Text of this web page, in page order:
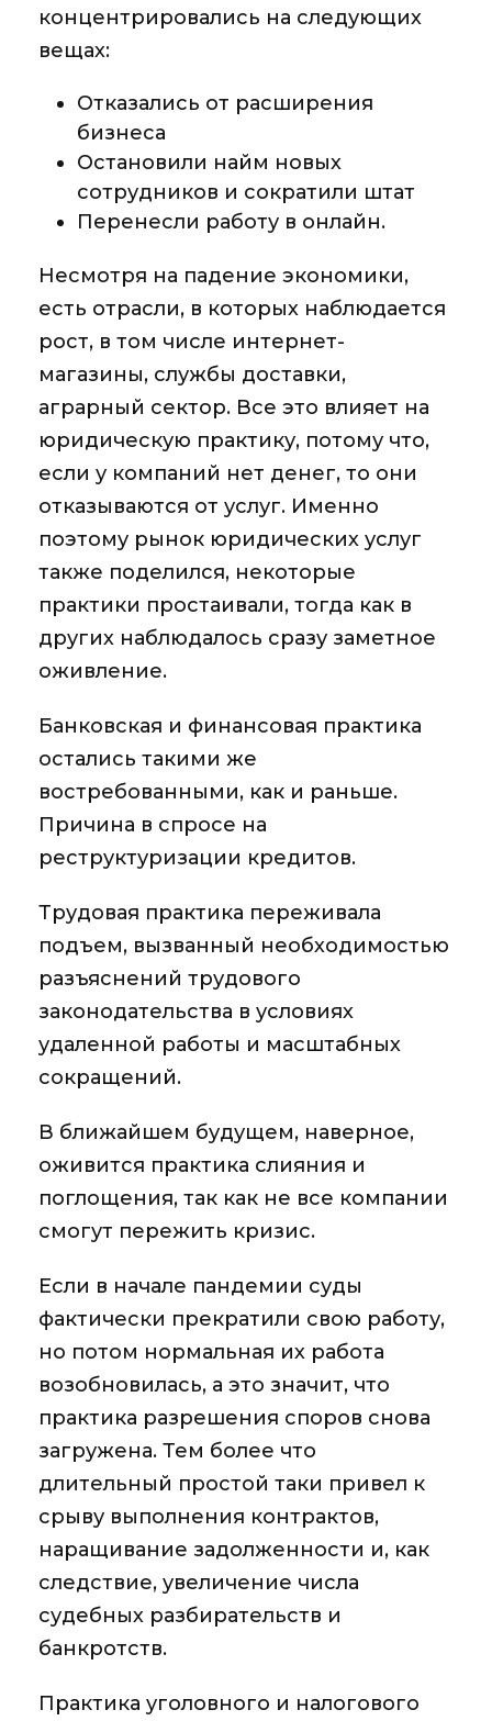
концентрировались на следующих
вещах:
Отказались от расширения
бизнеса
Остановили найм новых
сотрудников и сократили штат
Перенесли работу в онлайн.
Несмотря на падение экономики,
есть отрасли, в которых наблюдается
рост, в том числе интернет-
магазины, службы доставки,
аграрный сектор. Все это влияет на
юридическую практику, потому что,
если у компаний нет денег, то они
отказываются от услуг. Именно
поэтому рынок юридических услуг
также поделился, некоторые
практики простаивали, тогда как в
других наблюдалось сразу заметное
оживление.
Банковская и финансовая практика
остались такими же
востребованными, как и раньше.
Причина в спросе на
реструктуризации кредитов.
Трудовая практика переживала
подъем, вызванный необходимостью
разъяснений трудового
законодательства в условиях
удаленной работы и масштабных
сокращений.
В ближайшем будущем, наверное,
оживится практика слияния и
поглощения, так как не все компании
смогут пережить кризис.
Если в начале пандемии суды
фактически прекратили свою работу,
но потом нормальная их работа
возобновилась, а это значит, что
практика разрешения споров снова
загружена. Тем более что
длительный простой таки привел к
срыву выполнения контрактов,
наращивание задолженности и, как
следствие, увеличение числа
судебных разбирательств и
банкротств.
Практика уголовного и налогового